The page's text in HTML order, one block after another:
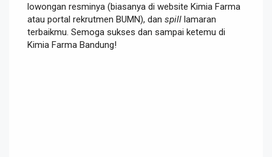
lowongan resminya (biasanya di website Kimia Farma
atau portal rekrutmen BUMN), dan spill lamaran
terbaikmu. Semoga sukses dan sampai ketemu di
Kimia Farma Bandung!